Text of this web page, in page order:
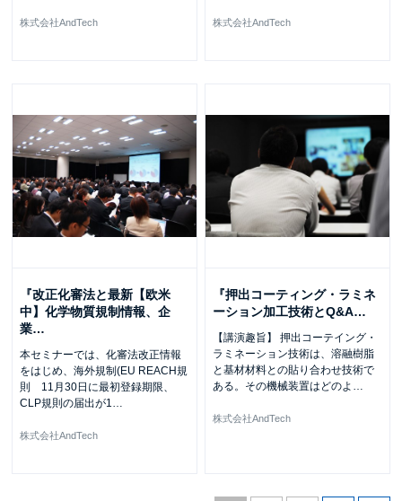
株式会社AndTech 株式会社AndTech
『改正化審法と最新【欧米
中】化学物質規制情報、企
業…
本セミナーでは、化審法改正情報
をはじめ、海外規制(EU REACH規
則 11月30日に最初登録期限、
CLP規則の届出が1…
株式会社AndTech
『押出コーティング・ラミネ
ーション加工技術とQ&A…
【講演趣旨】 押出コーテイング・
ラミネーション技術は、溶融樹脂
と基材材料との貼り合わせ技術で
ある。その機械装置はどのよ …
株式会社AndTech